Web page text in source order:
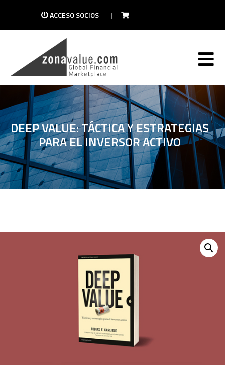
ACCESO SOCIOS |
DEEP VALUE: TÁCTICA Y ESTRATEGIAS
PARA EL INVERSOR ACTIVO